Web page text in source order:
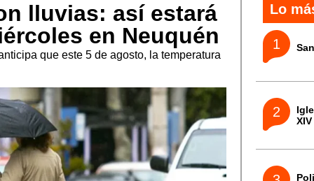
lluvias: así estará
en Neuquén
que este 5 de agosto, la temperatura
Lo